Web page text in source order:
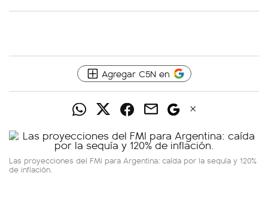
Agregar C5N en
Las proyecciones del FMI para Argentina: caída por la sequía y 120%
de inflación.